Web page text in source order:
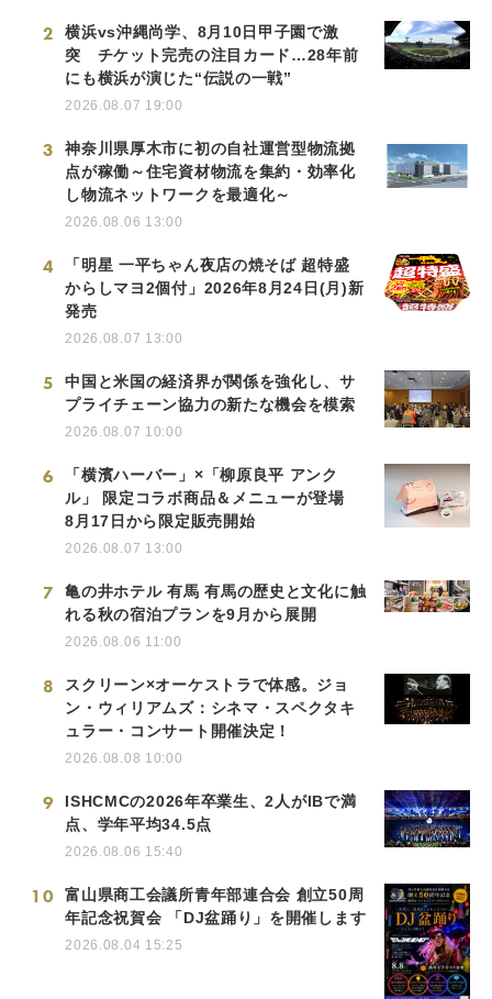
2
横浜vs沖縄尚学、8月10日甲子園で激
突 チケット完売の注目カード…28年前
にも横浜が演じた“伝説の一戦”
2026.08.07 19:00
3
神奈川県厚木市に初の自社運営型物流拠
点が稼働～住宅資材物流を集約・効率化
し物流ネットワークを最適化～
2026.08.06 13:00
4
「明星 一平ちゃん夜店の焼そば 超特盛
からしマヨ2個付」2026年8月24日(月)新
発売
2026.08.07 13:00
5
中国と米国の経済界が関係を強化し、サ
プライチェーン協力の新たな機会を模索
2026.08.07 10:00
6
「横濱ハーバー」×「柳原良平 アンク
ル」 限定コラボ商品＆メニューが登場
8月17日から限定販売開始
2026.08.07 13:00
7
亀の井ホテル 有馬 有馬の歴史と文化に触
れる秋の宿泊プランを9月から展開
2026.08.06 11:00
8
スクリーン×オーケストラで体感。ジョ
ン・ウィリアムズ：シネマ・スペクタキ
ュラー・コンサート開催決定！
2026.08.08 10:00
9
ISHCMCの2026年卒業生、2人がIBで満
点、学年平均34.5点
2026.08.06 15:40
10
富山県商工会議所青年部連合会 創立50周
年記念祝賀会 「DJ盆踊り」を開催します
2026.08.04 15:25